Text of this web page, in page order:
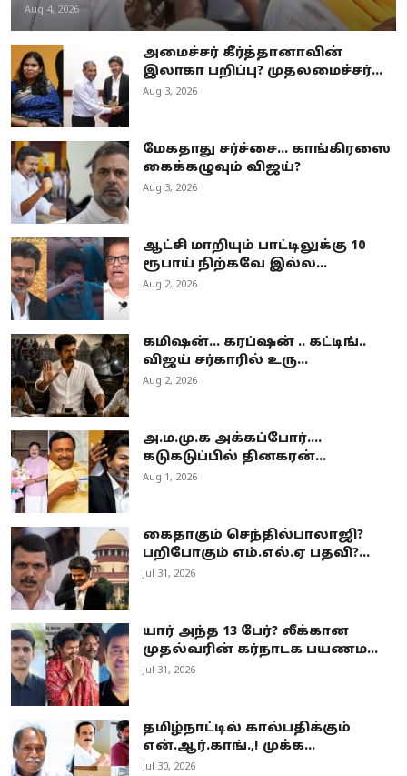
Aug 4, 2026
அமைச்சர் கீர்த்தானாவின்
இலாகா பறிப்பு? முதலமைச்சர்...
Aug 3, 2026
மேகதாது சர்ச்சை... காங்கிரஸை
கைக்கழுவும் விஜய்?
Aug 3, 2026
ஆட்சி மாறியும் பாட்டிலுக்கு 10
ரூபாய் நிற்கவே இல்ல...
Aug 2, 2026
கமிஷன்... கரப்ஷன் .. கட்டிங்..
விஜய் சர்காரில் உரு...
Aug 2, 2026
அ.ம.மு.க அக்கப்போர்....
கடுகடுப்பில் தினகரன்...
Aug 1, 2026
கைதாகும் செந்தில்பாலாஜி?
பறிபோகும் எம்.எல்.ஏ பதவி?...
Jul 31, 2026
யார் அந்த 13 பேர்? லீக்கான
முதல்வரின் கர்நாடக பயணம...
Jul 31, 2026
தமிழ்நாட்டில் கால்பதிக்கும்
என்.ஆர்.காங்.,! முக்க...
Jul 30, 2026